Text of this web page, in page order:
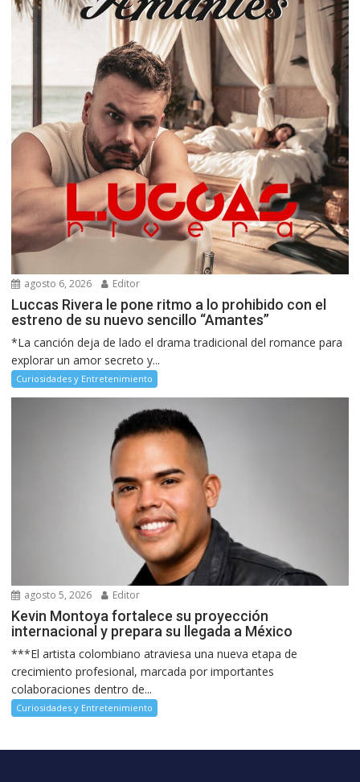
agosto 6, 2026 Editor
Luccas Rivera le pone ritmo a lo prohibido con el
estreno de su nuevo sencillo “Amantes”
*La canción deja de lado el drama tradicional del romance para
explorar un amor secreto y...
Curiosidades y Entretenimiento
agosto 5, 2026 Editor
Kevin Montoya fortalece su proyección
internacional y prepara su llegada a México
***El artista colombiano atraviesa una nueva etapa de
crecimiento profesional, marcada por importantes
colaboraciones dentro de...
Curiosidades y Entretenimiento